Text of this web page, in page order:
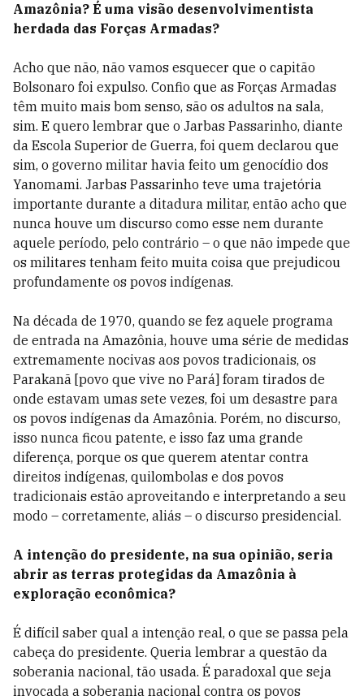
Amazônia? É uma visão desenvolvimentista
herdada das Forças Armadas?
Acho que não, não vamos esquecer que o capitão
Bolsonaro foi expulso. Confio que as Forças Armadas
têm muito mais bom senso, são os adultos na sala,
sim. E quero lembrar que o Jarbas Passarinho, diante
da Escola Superior de Guerra, foi quem declarou que
sim, o governo militar havia feito um genocídio dos
Yanomami. Jarbas Passarinho teve uma trajetória
importante durante a ditadura militar, então acho que
nunca houve um discurso como esse nem durante
aquele período, pelo contrário – o que não impede que
os militares tenham feito muita coisa que prejudicou
profundamente os povos indígenas.
Na década de 1970, quando se fez aquele programa
de entrada na Amazônia, houve uma série de medidas
extremamente nocivas aos povos tradicionais, os
Parakanã [povo que vive no Pará] foram tirados de
onde estavam umas sete vezes, foi um desastre para
os povos indígenas da Amazônia. Porém, no discurso,
isso nunca ficou patente, e isso faz uma grande
diferença, porque os que querem atentar contra
direitos indígenas, quilombolas e dos povos
tradicionais estão aproveitando e interpretando a seu
modo – corretamente, aliás – o discurso presidencial.
A intenção do presidente, na sua opinião, seria
abrir as terras protegidas da Amazônia à
exploração econômica?
É difícil saber qual a intenção real, o que se passa pela
cabeça do presidente. Queria lembrar a questão da
soberania nacional, tão usada. É paradoxal que seja
invocada a soberania nacional contra os povos